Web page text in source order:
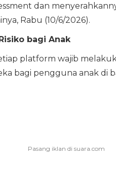
dan
Rabu (10/6/2026).
bagi Anak
platform wajib
bagi pengguna anak di